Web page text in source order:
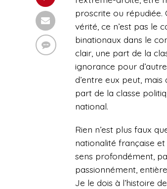
proscrite ou répudiée.
vérité, ce n’est pas le
binationaux dans le
clair, une part de la
ignorance pour
d’entre eux peut,
part de la classe
national.
Rien n’est plus faux
nationalité française et
sens profondément,
passionnément,
Je le dois à l’histoire